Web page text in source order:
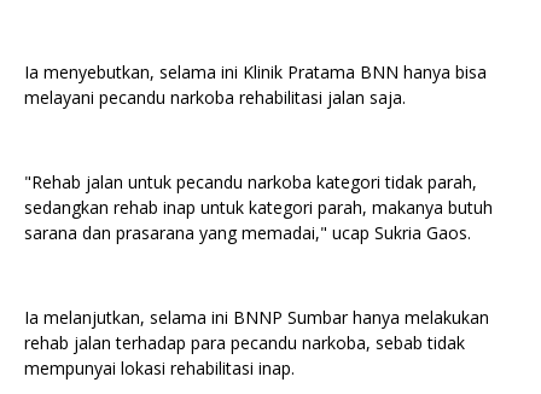
Ia menyebutkan, selama ini Klinik Pratama BNN hanya bisa
melayani pecandu narkoba rehabilitasi jalan saja.
"Rehab jalan untuk pecandu narkoba kategori tidak parah,
sedangkan rehab inap untuk kategori parah, makanya butuh
sarana dan prasarana yang memadai," ucap Sukria Gaos.
Ia melanjutkan, selama ini BNNP Sumbar hanya melakukan
rehab jalan terhadap para pecandu narkoba, sebab tidak
mempunyai lokasi rehabilitasi inap.